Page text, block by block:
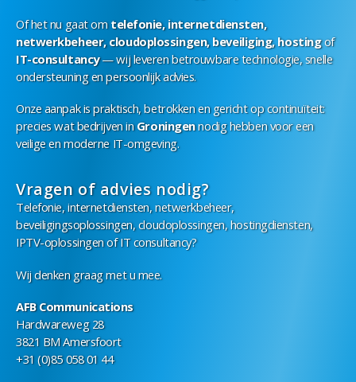
Of het nu gaat omtelefonie, internetdiensten,
netwerkbeheer, cloudoplossingen, beveiliging, hostingof
IT-consultancy— wij leveren betrouwbare technologie, snelle
ondersteuning en persoonlijk advies.
Onze aanpak is praktisch, betrokken en gericht op continuïteit:
precies wat bedrijven inGroningennodig hebben voor een
veilige en moderne IT-omgeving.
Vragen of advies nodig?
Telefonie,internetdiensten,netwerkbeheer,
beveiligingsoplossingen,cloudoplossingen,hostingdiensten,
IPTV-oplossingenofIT consultancy?
Wij denken graag met u mee.
AFB Communications
Hardwareweg 28
3821 BM Amersfoort
+31 (0)85 058 01 44